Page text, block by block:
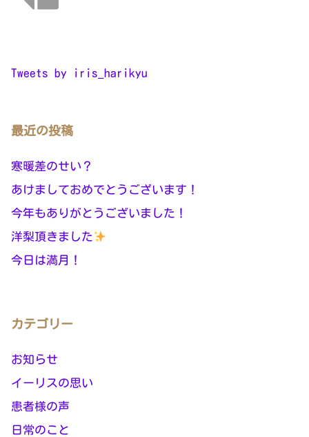
Tweets by iris_harikyu
最近の投稿
寒暖差のせい？
あけましておめでとうございます！
今年もありがとうございました！
洋梨頂きました
今日は満月！
カテゴリー
お知らせ
イーリスの思い
患者様の声
日常のこと